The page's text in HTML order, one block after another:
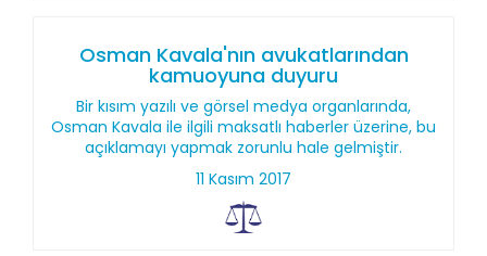
Osman Kavala'nın avukatlarından
kamuoyuna duyuru
Bir kısım yazılı ve görsel medya organlarında,
Osman Kavala ile ilgili maksatlı haberler üzerine, bu
açıklamayı yapmak zorunlu hale gelmiştir.
11 Kasım 2017